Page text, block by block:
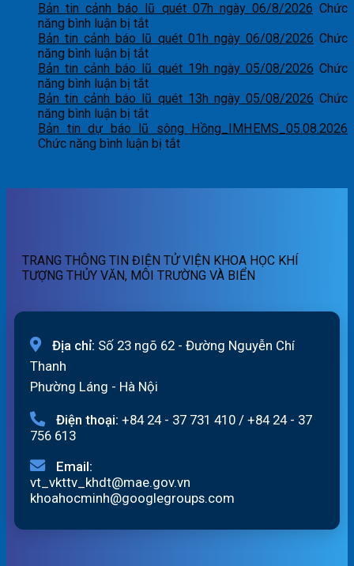
Bản tin cảnh báo lũ quét 07h ngày 06/8/2026 Chức
năng bình luận bị tắtở
Bản
tin
cảnh
báo
lũ
quét
07h
ngày
Bản tin cảnh báo lũ quét 01h ngày 06/08/2026 Chức
năng bình luận bị tắtở
Bản
tin
cảnh
báo
lũ
quét
06/08/2026
Bản tin cảnh báo lũ quét 19h ngày 05/08/2026 Chức
năng bình luận bị tắtở
Bản
tin
cảnh
báo
19h
Bản tin cảnh báo lũ quét 13h ngày 05/08/2026 Chức
năng bình luận bị tắtở
Bản
tin
lũ
Bản tin dự báo lũ sông Hồng_IMHEMS_05.08.2026
Chức năng bình luận bị tắtở
dự
TRANG THÔNG TIN ĐIỆN TỬ VIỆN KHOA HỌC KHÍ
TƯỢNG THỦY VĂN, MÔI TRƯỜNG VÀ BIỂN
Địa chỉ: Số 23 ngõ 62 - Đường Nguyễn Chí
Thanh
Phường Láng - Hà Nội
Điện thoại: +84 24 - 37 731 410 / +84 24 - 37
756 613
Email:
vt_vkttv_khdt@mae.gov.vn
khoahocminh@googlegroups.com